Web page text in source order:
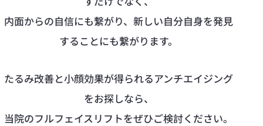
内面からの自信にも繋がり、新しい自分自身を発見
することにも繋がります。
たるみ改善と小顔効果が得られるアンチエイジング
をお探しなら、
当院のフルフェイスリフトをぜひご検討ください。